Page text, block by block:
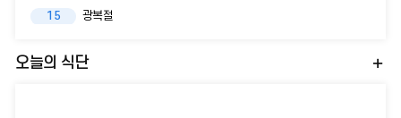
15
광복절
오늘의 식단